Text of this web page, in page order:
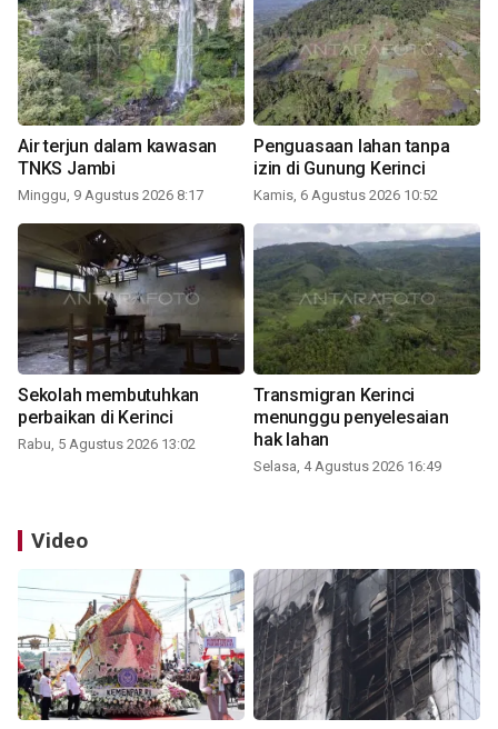
Air terjun dalam kawasan
TNKS Jambi
Minggu, 9 Agustus 2026 8:17
Penguasaan lahan tanpa
izin di Gunung Kerinci
Kamis, 6 Agustus 2026 10:52
Sekolah membutuhkan
perbaikan di Kerinci
Rabu, 5 Agustus 2026 13:02
Transmigran Kerinci
menunggu penyelesaian
hak lahan
Selasa, 4 Agustus 2026 16:49
Video